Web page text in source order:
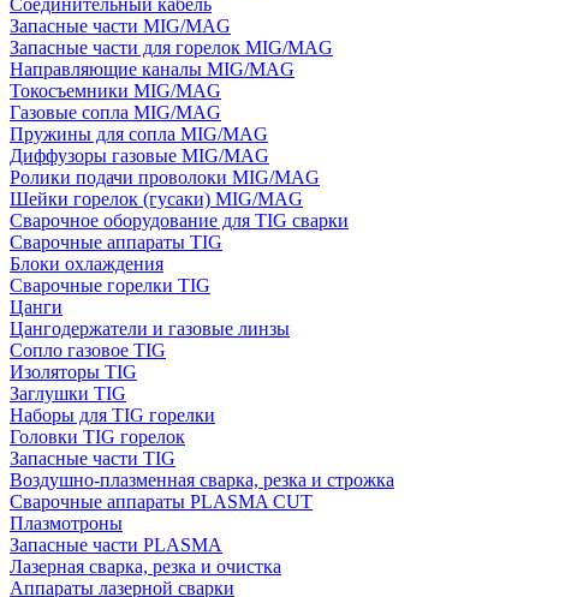
Соединительный кабель
Запасные части MIG/MAG
Запасные части для горелок MIG/MAG
Направляющие каналы MIG/MAG
Токосъемники MIG/MAG
Газовые сопла MIG/MAG
Пружины для сопла MIG/MAG
Диффузоры газовые MIG/MAG
Ролики подачи проволоки MIG/MAG
Шейки горелок (гусаки) MIG/MAG
Сварочное оборудование для TIG сварки
Сварочные аппараты TIG
Блоки охлаждения
Сварочные горелки TIG
Цанги
Цангодержатели и газовые линзы
Сопло газовое TIG
Изоляторы TIG
Заглушки TIG
Наборы для TIG горелки
Головки TIG горелок
Запасные части TIG
Воздушно-плазменная сварка, резка и строжка
Сварочные аппараты PLASMA CUT
Плазмотроны
Запасные части PLASMA
Лазерная сварка, резка и очистка
Аппараты лазерной сварки